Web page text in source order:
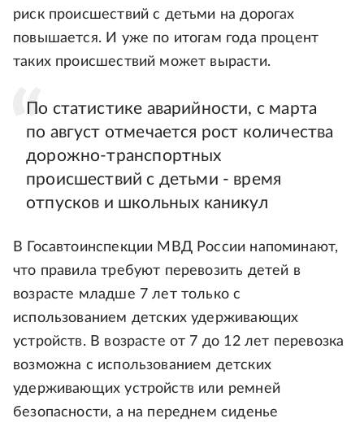
риск происшествий с детьми на дорогах
повышается. И уже по итогам года процент
таких происшествий может вырасти.
По статистике аварийности, с марта
по август отмечается рост количества
дорожно-транспортных
происшествий с детьми - время
отпусков и школьных каникул
В Госавтоинспекции МВД России напоминают,
что правила требуют перевозить детей в
возрасте младше 7 лет только с
использованием детских удерживающих
устройств. В возрасте от 7 до 12 лет перевозка
возможна с использованием детских
удерживающих устройств или ремней
безопасности, а на переднем сиденье